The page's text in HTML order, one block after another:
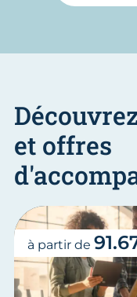
et offres
à partir de